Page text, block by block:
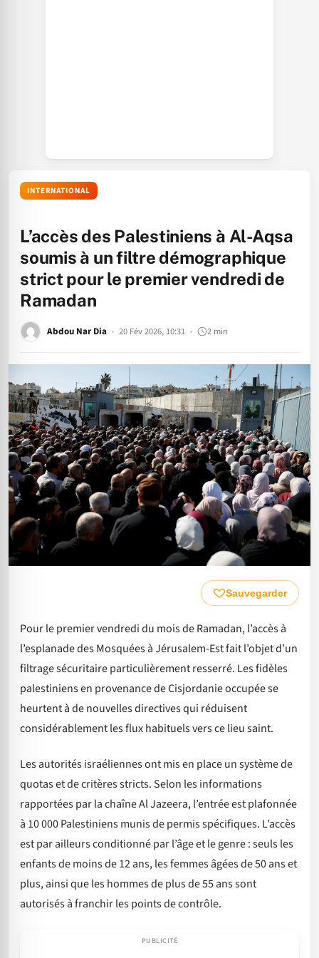
INTERNATIONAL
L’accès des Palestiniens à Al-Aqsa
soumis à un filtre démographique
strict pour le premier vendredi de
Ramadan
Abdou Nar Dia 20 Fév 2026, 10:31 2 min
Sauvegarder
Pour le premier vendredi du mois de Ramadan, l’accès à
l’esplanade des Mosquées à Jérusalem-Est fait l’objet d’un
filtrage sécuritaire particulièrement resserré. Les fidèles
palestiniens en provenance de Cisjordanie occupée se
heurtent à de nouvelles directives qui réduisent
considérablement les flux habituels vers ce lieu saint.
Les autorités israéliennes ont mis en place un système de
quotas et de critères stricts. Selon les informations
rapportées par la chaîne Al Jazeera, l’entrée est plafonnée
à 10 000 Palestiniens munis de permis spécifiques. L’accès
est par ailleurs conditionné par l’âge et le genre : seuls les
enfants de moins de 12 ans, les femmes âgées de 50 ans et
plus, ainsi que les hommes de plus de 55 ans sont
autorisés à franchir les points de contrôle.